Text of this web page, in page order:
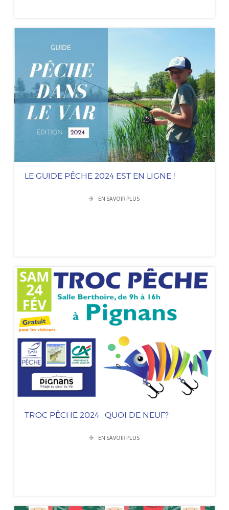
LE GUIDE PÊCHE 2024 EST EN LIGNE !
EN SAVOIR PLUS
TROC PÊCHE 2024 : QUOI DE NEUF?
EN SAVOIR PLUS